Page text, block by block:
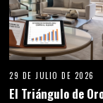
29 DE JULIO DE 2026
El Triángulo de